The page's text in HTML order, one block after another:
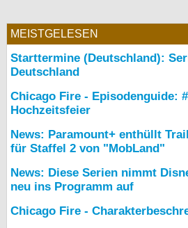
MEISTGELESEN
Starttermine (Deutschland):
Deutschland
Chicago Fire - Episodenguide:
Hochzeitsfeier
News: Paramount+ enthüllt
für Staffel 2 von "MobLand"
News: Diese Serien nimmt
neu ins Programm auf
Chicago Fire -